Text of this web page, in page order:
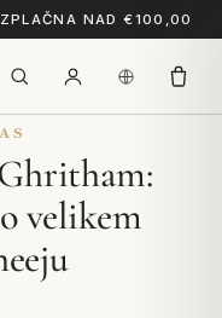
NAD €100,00
velikem